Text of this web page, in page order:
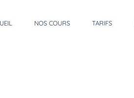
NOS COURS TARIFS